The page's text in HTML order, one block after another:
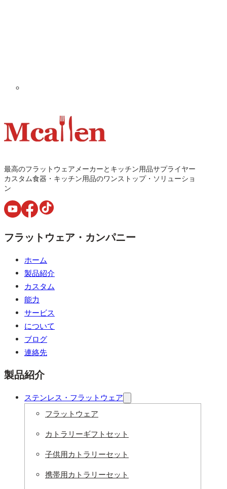
最高のフラットウェアメーカーとキッチン用品サプライヤー
カスタム食器・キッチン用品のワンストップ・ソリューショ
ン
フラットウェア・カンパニー
ホーム
製品紹介
カスタム
能力
サービス
について
ブログ
連絡先
製品紹介
ステンレス・フラットウェア
フラットウェア
カトラリーギフトセット
子供用カトラリーセット
携帯用カトラリーセット